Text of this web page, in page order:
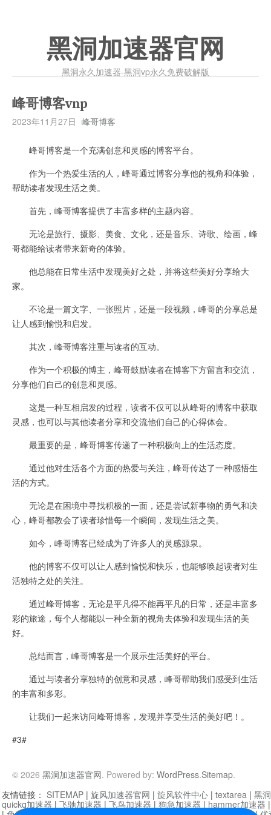
黑洞加速器官网
黑洞永久加速器-黑洞vp永久免费破解版
峰哥博客vnp
2023年11月27日 峰哥博客
峰哥博客是一个充满创意和灵感的博客平台。
作为一个热爱生活的人，峰哥通过博客分享他的视角和体验，
帮助读者发现生活之美。
首先，峰哥博客提供了丰富多样的主题内容。
无论是旅行、摄影、美食、文化，还是音乐、诗歌、绘画，峰
哥都能给读者带来新奇的体验。
他总能在日常生活中发现美好之处，并将这些美好分享给大
家。
不论是一篇文字、一张照片，还是一段视频，峰哥的分享总是
让人感到愉悦和启发。
其次，峰哥博客注重与读者的互动。
作为一个积极的博主，峰哥鼓励读者在博客下方留言和交流，
分享他们自己的创意和灵感。
这是一种互相启发的过程，读者不仅可以从峰哥的博客中获取
灵感，也可以与其他读者分享和交流他们自己的心得体会。
最重要的是，峰哥博客传递了一种积极向上的生活态度。
通过他对生活各个方面的热爱与关注，峰哥传达了一种感悟生
活的方式。
无论是在困境中寻找积极的一面，还是尝试新事物的勇气和决
心，峰哥都教会了读者珍惜每一个瞬间，发现生活之美。
如今，峰哥博客已经成为了许多人的灵感源泉。
他的博客不仅可以让人感到愉悦和快乐，也能够唤起读者对生
活独特之处的关注。
通过峰哥博客，无论是平凡得不能再平凡的日常，还是丰富多
彩的旅途，每个人都能以一种全新的视角去体验和发现生活的美
好。
总结而言，峰哥博客是一个展示生活美好的平台。
通过与读者分享独特的创意和灵感，峰哥帮助我们感受到生活
的丰富和多彩。
让我们一起来访问峰哥博客，发现并享受生活的美好吧！。
#3#
© 2026 黑洞加速器官网. Powered by: WordPress.Sitemap.
友情链接： SITEMAP | 旋风加速器官网 | 旋风软件中心 | textarea | 黑
quickq加速器 | 飞驰加速器 | 飞鸟加速器 | 狗急加速器 | hammer加速器